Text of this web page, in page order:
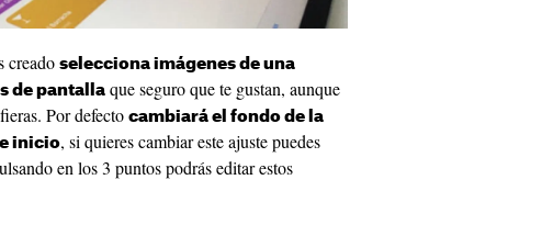
creado selecciona imágenes de una
de pantalla que seguro que te gustan, aunque
Por defecto cambiará el fondo de la
inicio, si quieres cambiar este ajuste puedes
en los 3 puntos podrás editar estos